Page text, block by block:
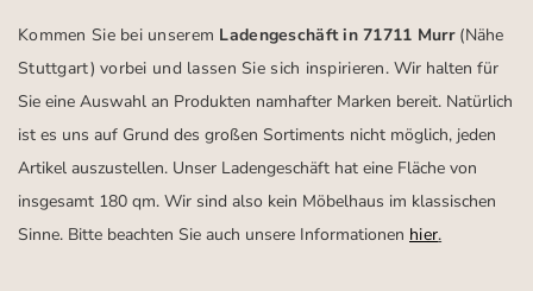
Kommen Sie bei unserem Ladengeschäft in 71711 Murr (Nähe
Stuttgart) vorbei und lassen Sie sich inspirieren.Wir halten für
Sie eine Auswahl an Produkten namhafter Marken bereit. Natürlich
ist es uns auf Grund des großen Sortiments nicht möglich, jeden
Artikel auszustellen. Unser Ladengeschäft hat eine Fläche von
insgesamt 180 qm. Wir sind also kein Möbelhaus im klassischen
Sinne. Bitte beachten Sie auch unsere Informationen hier.